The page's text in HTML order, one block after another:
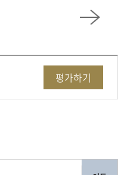
평가하기